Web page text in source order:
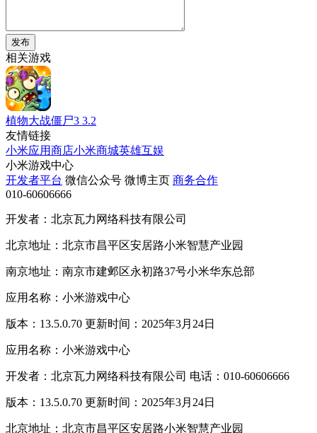
发布
相关游戏
植物大战僵尸3 3.2
友情链接
小米应用商店小米商城英雄互娱
小米游戏中心
开发者平台 微信公众号 微博主页 商务合作
010-60606666
开发者：北京瓦力网络科技有限公司
北京地址：北京市昌平区安居路小米智慧产业园
南京地址：南京市建邺区永初路37号小米华东总部
应用名称：小米游戏中心
版本：13.5.0.70 更新时间：2025年3月24日
应用名称：小米游戏中心
开发者：北京瓦力网络科技有限公司 电话：010-60606666
版本：13.5.0.70 更新时间：2025年3月24日
北京地址：北京市昌平区安居路小米智慧产业园